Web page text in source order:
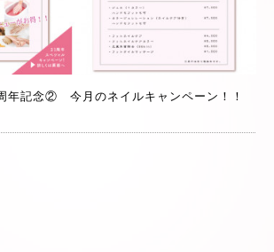
年記念② 今月のネイルキャンペーン！！